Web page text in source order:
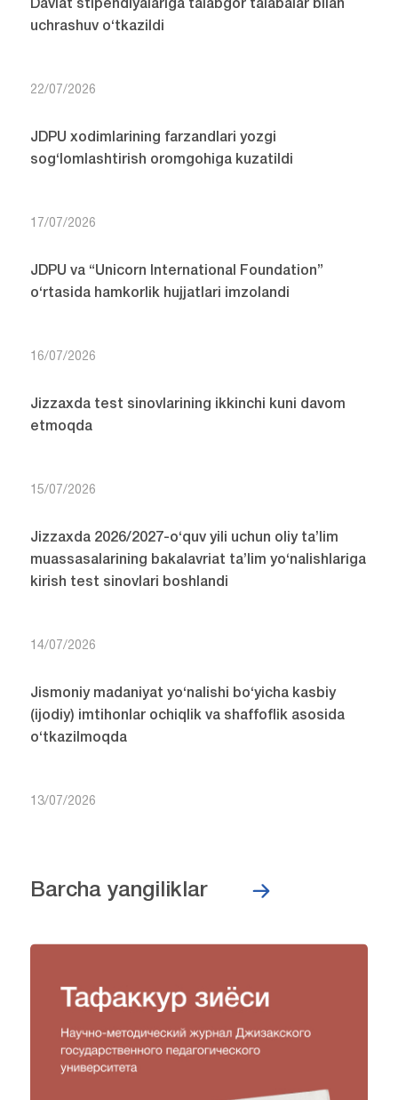
Davlat stipendiyalariga talabgor talabalar bilan
uchrashuv o‘tkazildi
22/07/2026
JDPU xodimlarining farzandlari yozgi
sog‘lomlashtirish oromgohiga kuzatildi
17/07/2026
JDPU va “Unicorn International Foundation”
o‘rtasida hamkorlik hujjatlari imzolandi
16/07/2026
Jizzaxda test sinovlarining ikkinchi kuni davom
etmoqda
15/07/2026
Jizzaxda 2026/2027-o‘quv yili uchun oliy ta’lim
muassasalarining bakalavriat ta’lim yo‘nalishlariga
kirish test sinovlari boshlandi
14/07/2026
Jismoniy madaniyat yo‘nalishi bo‘yicha kasbiy
(ijodiy) imtihonlar ochiqlik va shaffoflik asosida
o‘tkazilmoqda
13/07/2026
Barcha yangiliklar